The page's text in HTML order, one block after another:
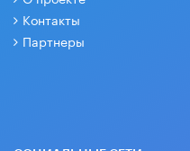
Контакты
Партнеры